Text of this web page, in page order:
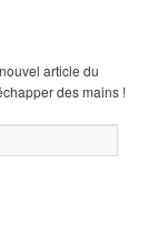
article du
des mains !